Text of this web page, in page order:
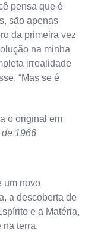
pensa que é
são apenas
da primeira vez
na minha
irrealidade
“Mas se é
o original em
de 1966
um novo
a descoberta de
e a Matéria,
na terra.